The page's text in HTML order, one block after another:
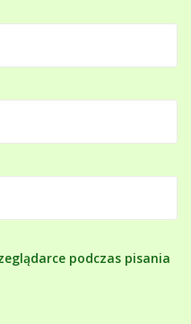
podczas pisania